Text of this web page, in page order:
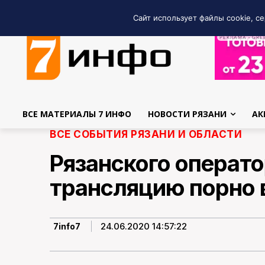
РЕКЛАМА •
ВСЕ МАТЕРИАЛЫ 7 ИНФО НОВОСТИ РЯЗАНИ
ВСЕ СОБЫТИЯ РЯЗАНИ И ОБЛАСТИ
Рязанского
трансляцию порно
7info7 24.06.2020 14:57:22
Сайт использует файлы cookie,